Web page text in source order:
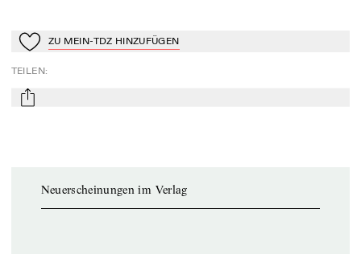
Zu Mein-TdZ hinzufügen
ZU MEIN-TDZ HINZUFÜGEN
TEILEN:
mail
Neuerscheinungen im Verlag